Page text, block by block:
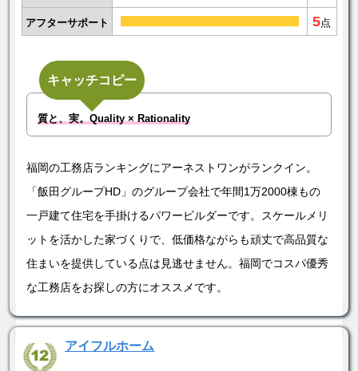
アフターサポート 5点
キャッチコピー
質と、実。Quality × Rationality
福岡の工務店ランキングにアーネストワンがランクイン。
「飯田グループHD」のグループ会社で年間1万2000棟もの
一戸建て住宅を手掛けるパワービルダーです。スケールメリ
ットを活かした家づくりで、低価格ながらも頑丈で高品質な
住まいを提供している点は見逃せません。福岡でコスパ優秀
な工務店をお探しの方にオススメです。
アイフルホーム